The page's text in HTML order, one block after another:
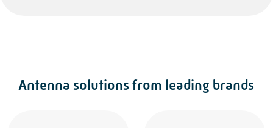
Antenna solutions from leading brands